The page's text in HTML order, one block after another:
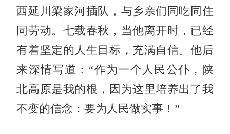
西延川梁家河插队，与乡亲们同吃同住
同劳动。七载春秋，当他离开时，已经
有着坚定的人生目标，充满自信。他后
来深情写道：“作为一个人民公仆，陕
北高原是我的根，因为这里培养出了我
不变的信念：要为人民做实事！”